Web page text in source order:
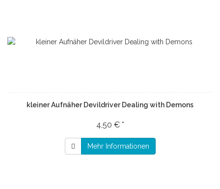
kleiner Aufnäher Devildriver Dealing with Demons
4,50 € *
Mehr Informationen